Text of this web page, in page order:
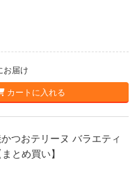
お届け
カートに入れる
つおテリーヌ バラエティ
とめ買い】